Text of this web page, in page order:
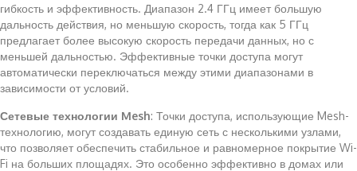
гибкость и эффективность. Диапазон 2.4 ГГц имеет большую
дальность действия, но меньшую скорость, тогда как 5 ГГц
предлагает более высокую скорость передачи данных, но с
меньшей дальностью. Эффективные точки доступа могут
автоматически переключаться между этими диапазонами в
зависимости от условий.
Сетевые технологии Mesh: Точки доступа, использующие Mesh-
технологию, могут создавать единую сеть с несколькими узлами,
что позволяет обеспечить стабильное и равномерное покрытие Wi-
Fi на больших площадях. Это особенно эффективно в домах или